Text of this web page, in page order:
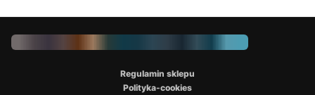
Regulamin sklepu
Polityka-cookies